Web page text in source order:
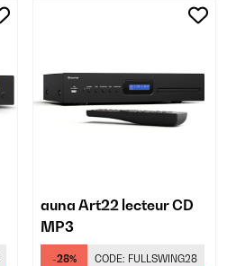
auna Art22 lecteur CD
MP3
-28% CODE: FULLSWING28